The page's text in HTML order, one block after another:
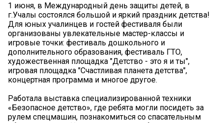
1 июня, в Международный день защиты детей, в
г.Учалы состоялся большой и яркий праздник детства!
Для юных учалинцев и гостей фестиваля были
организованы увлекательные мастер-классы и
игровые точки: фестиваль дошкольного и
дополнительного образования, фестиваль ГТО,
художественная площадка "Детство - это я и ты",
игровая площадка "Счастливая планета детства",
концертная программа и многое другое.
Работала выставка специализированной техники
«Безопасное детство», где ребята могли посидеть за
рулем спецмашин, познакомиться со спасательным